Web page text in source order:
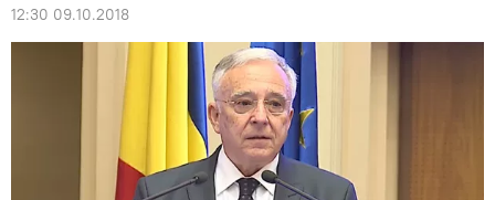
12:30 09.10.2018